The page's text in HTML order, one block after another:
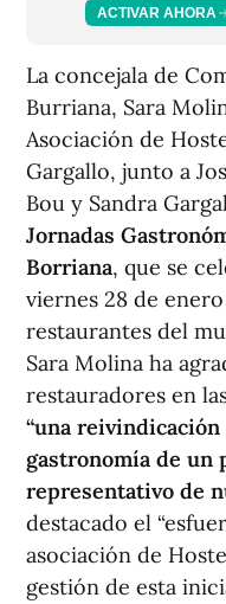
ACTIVAR AHORA
La concejala de
Burriana, Sara
Asociación de
Gargallo, junto a
Bou y Sandra
Jornadas
Borriana, que se
viernes 28 de
restaurantes del
Sara Molina ha
restauradores en
“una
gastronomía de
representativo de
destacado el
asociación de
gestión de esta